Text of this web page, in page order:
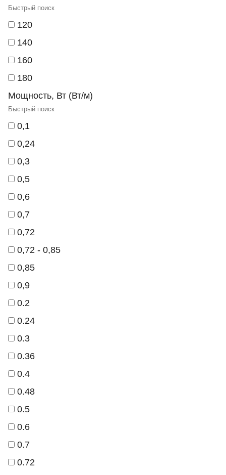
120
140
160
180
Мощность, Вт (Вт/м)
0,1
0,24
0,3
0,5
0,6
0,7
0,72
0,72 - 0,85
0,85
0,9
0.2
0.24
0.3
0.36
0.4
0.48
0.5
0.6
0.7
0.72